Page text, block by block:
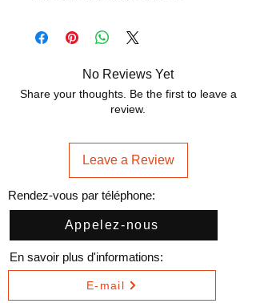
No Reviews Yet
Share your thoughts. Be the first to leave a
review.
Leave a Review
Rendez-vous par téléphone:
Appelez-nous
En savoir plus d'informations:
E-mail